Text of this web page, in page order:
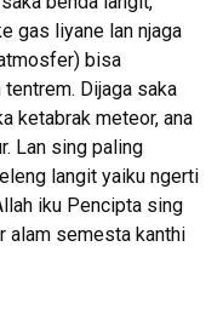
gas liyane lan njaga
bisa
Dijaga saka
ketabrak meteor, ana
Lan sing paling
langit yaiku ngerti
iku Pencipta sing
alam semesta kanthi